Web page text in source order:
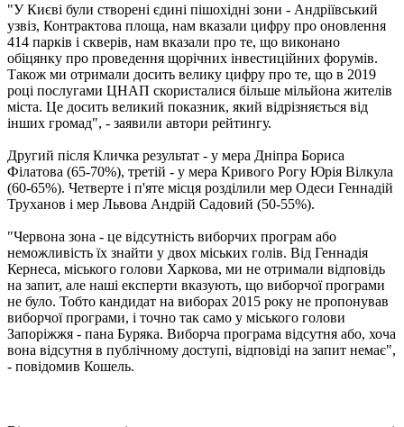
"У Києві були створені єдині пішохідні зони - Андріївський
узвіз, Контрактова площа, нам вказали цифру про оновлення
414 парків і скверів, нам вказали про те, що виконано
обіцянку про проведення щорічних інвестиційних форумів.
Також ми отримали досить велику цифру про те, що в 2019
році послугами ЦНАП скористалися більше мільйона жителів
міста. Це досить великий показник, який відрізняється від
інших громад", - заявили автори рейтингу.
Другий після Кличка результат - у мера Дніпра Бориса
Філатова (65-70%), третій - у мера Кривого Рогу Юрія Вілкула
(60-65%). Четверте і п'яте місця розділили мер Одеси Геннадій
Труханов і мер Львова Андрій Садовий (50-55%).
"Червона зона - це відсутність виборчих програм або
неможливість їх знайти у двох міських голів. Від Геннадія
Кернеса, міського голови Харкова, ми не отримали відповідь
на запит, але наші експерти вказують, що виборчої програми
не було. Тобто кандидат на виборах 2015 року не пропонував
виборчої програми, і точно так само у міського голови
Запоріжжя - пана Буряка. Виборча програма відсутня або, хоча
вона відсутня в публічному доступі, відповіді на запит немає",
- повідомив Кошель.